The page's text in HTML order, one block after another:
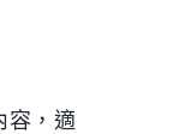
容，適